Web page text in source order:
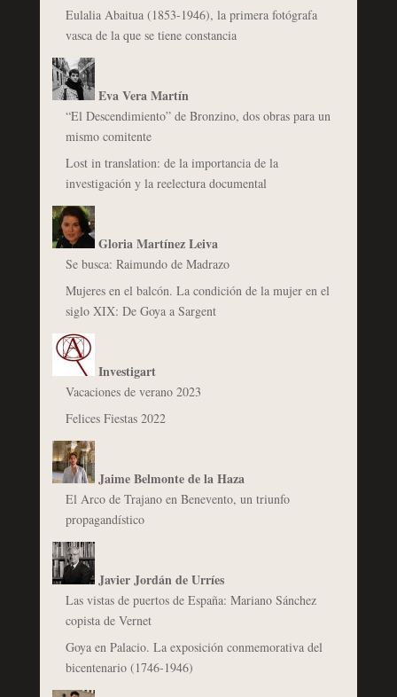
Eulalia Abaitua (1853-1946), la primera fotógrafa
vasca de la que se tiene constancia
Eva Vera Martín
“El Descendimiento” de Bronzino, dos obras para un
mismo comitente
Lost in translation: de la importancia de la
investigación y la reelectura documental
Gloria Martínez Leiva
Se busca: Raimundo de Madrazo
Mujeres en el balcón. La condición de la mujer en el
siglo XIX: De Goya a Sargent
Investigart
Vacaciones de verano 2023
Felices Fiestas 2022
Jaime Belmonte de la Haza
El Arco de Trajano en Benevento, un triunfo
propagandístico
Javier Jordán de Urríes
Las vistas de puertos de España: Mariano Sánchez
copista de Vernet
Goya en Palacio. La exposición conmemorativa del
bicentenario (1746-1946)